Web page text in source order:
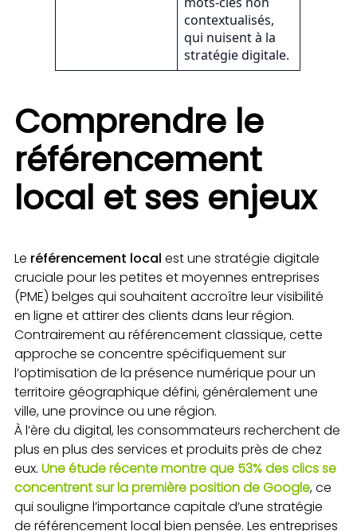
contextualisés,
qui nuisent à la
stratégie digitale.
Comprendre le
référencement
local et ses enjeux
Le référencement local est une stratégie digitale
cruciale pour les petites et moyennes entreprises
(PME) belges qui souhaitent accroître leur visibilité
en ligne et attirer des clients dans leur région.
Contrairement au référencement classique, cette
approche se concentre spécifiquement sur
l’optimisation de la présence numérique pour un
territoire géographique défini, généralement une
ville, une province ou une région.
À l’ère du digital, les consommateurs recherchent de
plus en plus des services et produits près de chez
eux. Une étude récente montre que 53% des clics se
concentrent sur la première position de Google, ce
qui souligne l’importance capitale d’une stratégie
de référencement local bien pensée. Les entreprises